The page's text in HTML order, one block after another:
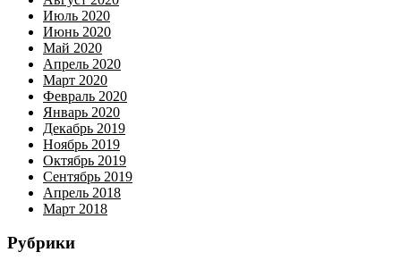
Июль 2020
Июнь 2020
Май 2020
Апрель 2020
Март 2020
Февраль 2020
Январь 2020
Декабрь 2019
Ноябрь 2019
Октябрь 2019
Сентябрь 2019
Апрель 2018
Март 2018
Рубрики